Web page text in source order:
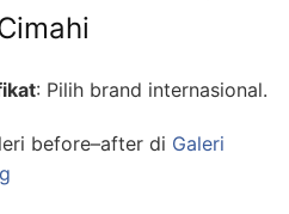
: Pilih brand internasional.
before–after di Galeri